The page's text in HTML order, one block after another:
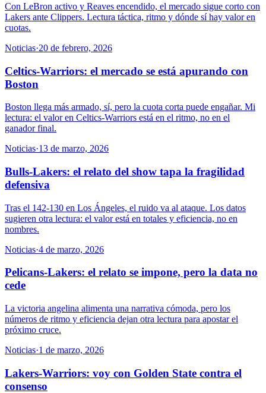
Con LeBron activo y Reaves encendido, el mercado sigue corto con
Lakers ante Clippers. Lectura táctica, ritmo y dónde sí hay valor en
cuotas.
Noticias·20 de febrero, 2026
Celtics-Warriors: el mercado se está apurando con
Boston
Boston llega más armado, sí, pero la cuota corta puede engañar. Mi
lectura: el valor en Celtics-Warriors está en el ritmo, no en el
ganador final.
Noticias·13 de marzo, 2026
Bulls-Lakers: el relato del show tapa la fragilidad
defensiva
Tras el 142-130 en Los Ángeles, el ruido va al ataque. Los datos
sugieren otra lectura: el valor está en totales y eficiencia, no en
nombres.
Noticias·4 de marzo, 2026
Pelicans-Lakers: el relato se impone, pero la data no
cede
La victoria angelina alimenta una narrativa cómoda, pero los
números de ritmo y eficiencia dejan otra lectura para apostar el
próximo cruce.
Noticias·1 de marzo, 2026
Lakers-Warriors: voy con Golden State contra el
consenso